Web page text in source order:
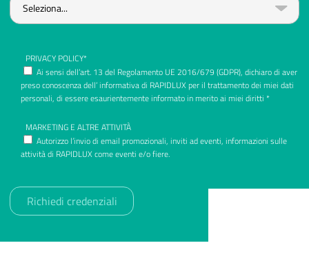
PRIVACY POLICY*
Ai sensi dell’art. 13 del Regolamento UE 2016/679 (GDPR), dichiaro di aver
preso conoscenza dell’ informativa di RAPIDLUX per il trattamento dei miei dati
personali, di essere esaurientemente informato in merito ai miei diritti *
MARKETING E ALTRE ATTIVITÀ
Autorizzo l’invio di email promozionali, inviti ad eventi, informazioni sulle
attività di RAPIDLUX come eventi e/o fiere.